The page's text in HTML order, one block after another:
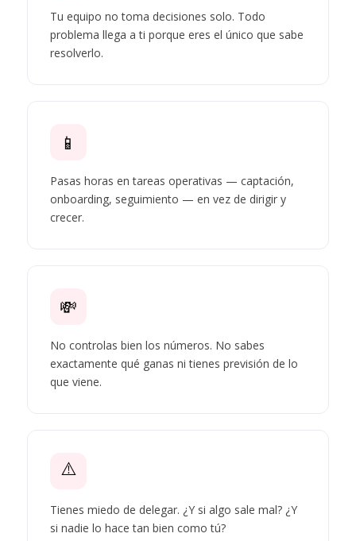
Tu equipo no toma decisiones solo. Todo
problema llega a ti porque eres el único que sabe
resolverlo.
📱
Pasas horas en tareas operativas — captación,
onboarding, seguimiento — en vez de dirigir y
crecer.
💸
No controlas bien los números. No sabes
exactamente qué ganas ni tienes previsión de lo
que viene.
⚠️
Tienes miedo de delegar. ¿Y si algo sale mal? ¿Y
si nadie lo hace tan bien como tú?